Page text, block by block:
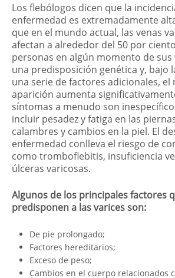
Los flebólogos dicen que la
enfermedad es extremadamente
que en el mundo actual, las venas
afectan a alrededor del 50 por
personas en algún momento de sus
una predisposición genética y, bajo
una serie de factores adicionales, el
aparición aumenta
síntomas a menudo son
incluir pesadez y fatiga en las
calambres y cambios en la piel. El
enfermedad conlleva el riesgo de
como tromboflebitis, insuficiencia
úlceras varicosas.
Algunos de los principales factores
predisponen a las varices son:
De pie prolongado;
Factores hereditarios;
Exceso de peso;
Cambios en el cuerpo relacionados